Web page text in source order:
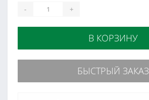
- +
В КОРЗИНУ
БЫСТРЫЙ ЗАКАЗ